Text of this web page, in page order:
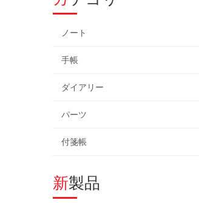
ノート
手帳
ダイアリー
パーツ
付箋帳
新製品